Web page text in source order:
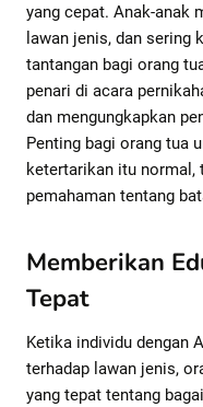
yang cepat. Anak-anak
lawan jenis, dan sering
tantangan bagi orang
penari di acara
dan mengungkapkan
Penting bagi orang tua
ketertarikan itu normal,
pemahaman tentang
Memberikan
Tepat
Ketika individu dengan
terhadap lawan jenis,
yang tepat tentang